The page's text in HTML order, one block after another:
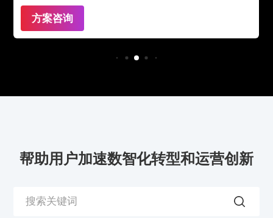
方案咨询
帮助用户加速数智化转型和运营创新